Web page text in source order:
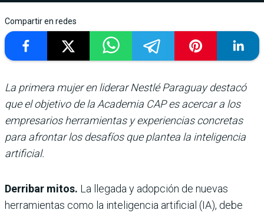
Compartir en redes
La primera mujer en liderar Nestlé Paraguay destacó
que el objetivo de la Academia CAP es acercar a los
empresarios herramientas y experiencias concretas
para afrontar los desafíos que plantea la inteligencia
artificial.
Derribar mitos. La llegada y adopción de nuevas
herramientas como la inteligencia artificial (IA), debe